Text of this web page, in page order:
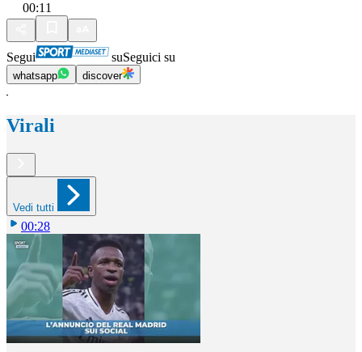
00:11
Segui suSeguici su
whatsapp discover
Virali
Vedi tutti
00:28